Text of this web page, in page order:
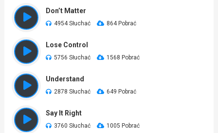
Don’t Matter
4954 Słuchać 864 Pobrać
Lose Control
5756 Słuchać 1568 Pobrać
Understand
2878 Słuchać 649 Pobrać
Say It Right
3760 Słuchać 1005 Pobrać